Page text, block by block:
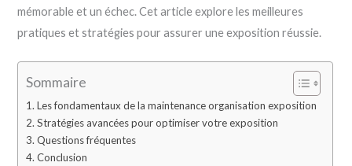
mémorable et un échec. Cet article explore les meilleures
pratiques et stratégies pour assurer une exposition réussie.
Sommaire
Les fondamentaux de la maintenance organisation exposition
Stratégies avancées pour optimiser votre exposition
Questions fréquentes
Conclusion